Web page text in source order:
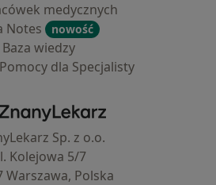
medycznych
Notes
nowość
Baza wiedzy
dla Specjalisty
ZnanyLekarz - Strona główna
Sp. z o.o.
Kolejowa 5/7
Warszawa, Polska